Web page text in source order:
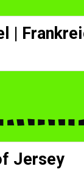
|
Jersey